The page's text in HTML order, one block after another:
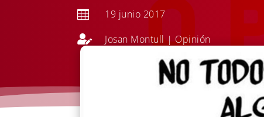
 19 junio 2017
 Josan Montull|Opinión